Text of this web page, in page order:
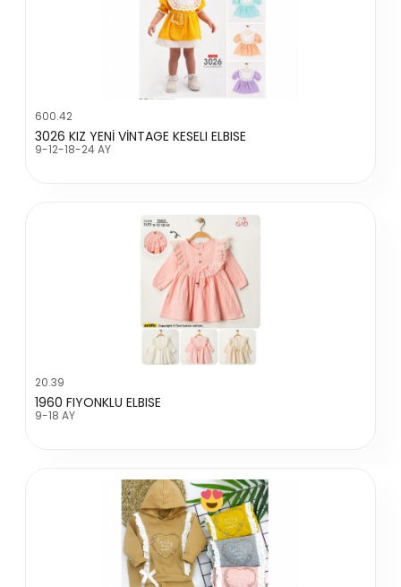
600.42
3026 KIZ YENİ VİNTAGE KESELI ELBISE
9-12-18-24 AY
20.39
1960 FIYONKLU ELBISE
9-18 AY